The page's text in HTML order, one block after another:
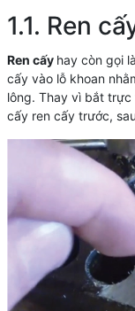
1.1. Ren
Ren cấy hay còn gọi là
cấy vào lỗ khoan
lông. Thay vì bắt
cấy ren cấy trước,